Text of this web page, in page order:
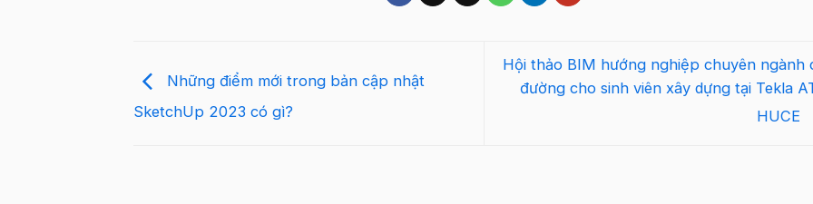
Những điểm mới trong bản cập nhật
SketchUp 2023 có gì?
Hội thảo BIM hướng nghiệp chuyên ngành
đường cho sinh viên xây dựng tại Tekla
HUCE